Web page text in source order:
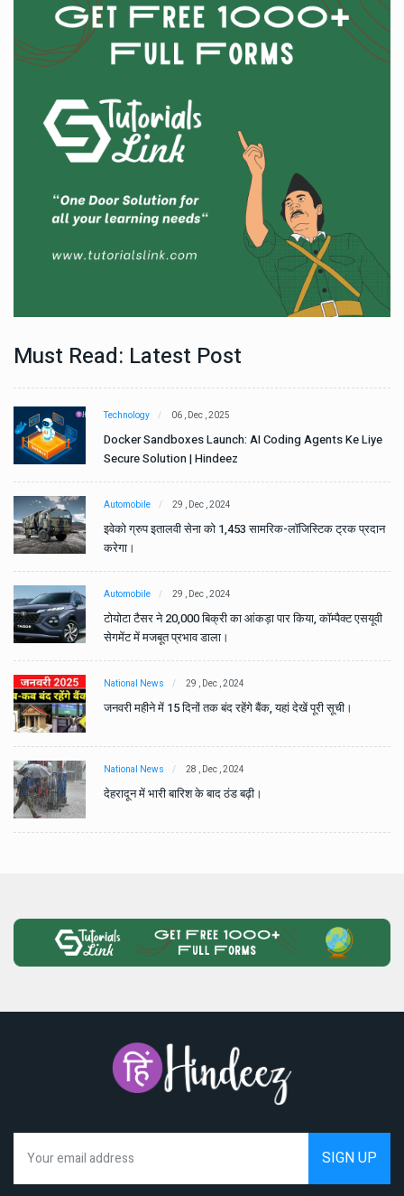
Must Read: Latest Post
Technology 06 , Dec , 2025
Docker Sandboxes Launch: AI Coding Agents Ke Liye
Secure Solution | Hindeez
Automobile 29 , Dec , 2024
इवेको ग्रुप इतालवी सेना को 1,453 सामरिक-लॉजिस्टिक ट्रक प्रदान
करेगा।
Automobile 29 , Dec , 2024
टोयोटा टैसर ने 20,000 बिक्री का आंकड़ा पार किया, कॉम्पैक्ट एसयूवी
सेगमेंट में मजबूत प्रभाव डाला।
National News 29 , Dec , 2024
जनवरी महीने में 15 दिनों तक बंद रहेंगे बैंक, यहां देखें पूरी सूची।
National News 28 , Dec , 2024
देहरादून में भारी बारिश के बाद ठंड बढ़ी।